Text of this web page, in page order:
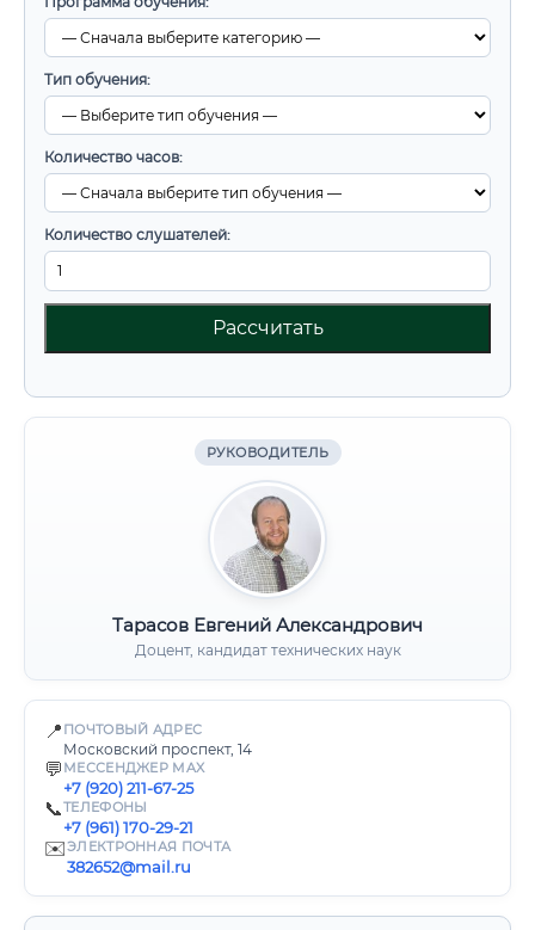
Тип обучения:
Количество часов:
Количество слушателей:
Рассчитать
РУКОВОДИТЕЛЬ
Тарасов Евгений Александрович
Доцент, кандидат технических наук
📍 ПОЧТОВЫЙ АДРЕС
Московский проспект, 14
💬 МЕССЕНДЖЕР MAX
+7 (920) 211-67-25
📞ТЕЛЕФОНЫ
+7 (961) 170-29-21
✉️ЭЛЕКТРОННАЯ ПОЧТА
382652@mail.ru